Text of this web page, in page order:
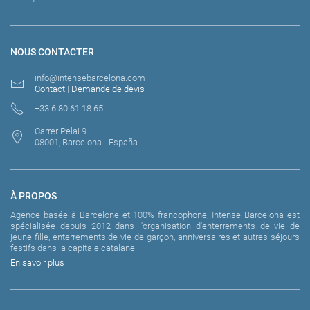
NOUS CONTACTER
info@intensebarcelona.com
Contact | Demande de devis
+33 6 80 61 18 65
Carrer Pelai 9
08001, Barcelona - España
À PROPOS
Agence basée à Barcelone et 100% francophone, Intense Barcelona est
spécialisée depuis 2012 dans l'organisation d'enterrements de vie de
jeune fille, enterrements de vie de garçon, anniversaires et autres séjours
festifs dans la capitale catalane.
En savoir plus